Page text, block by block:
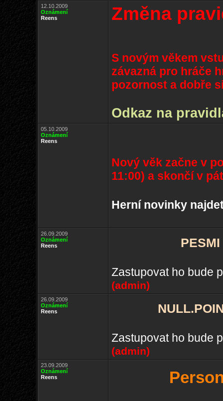
12.10.2009
Oznámení
Reens
Změna
S novým věkem
závazná pro hráče
pozornost a dobře
Odkaz na
05.10.2009
Oznámení
Reens
Nový věk začne v
11:00) a skončí v
Herní novinky
26.09.2009
Oznámení
Reens
Zastupovat ho bude
(admin)
26.09.2009
Oznámení
Reens
Zastupovat ho bude
(admin)
23.09.2009
Oznámení
Reens